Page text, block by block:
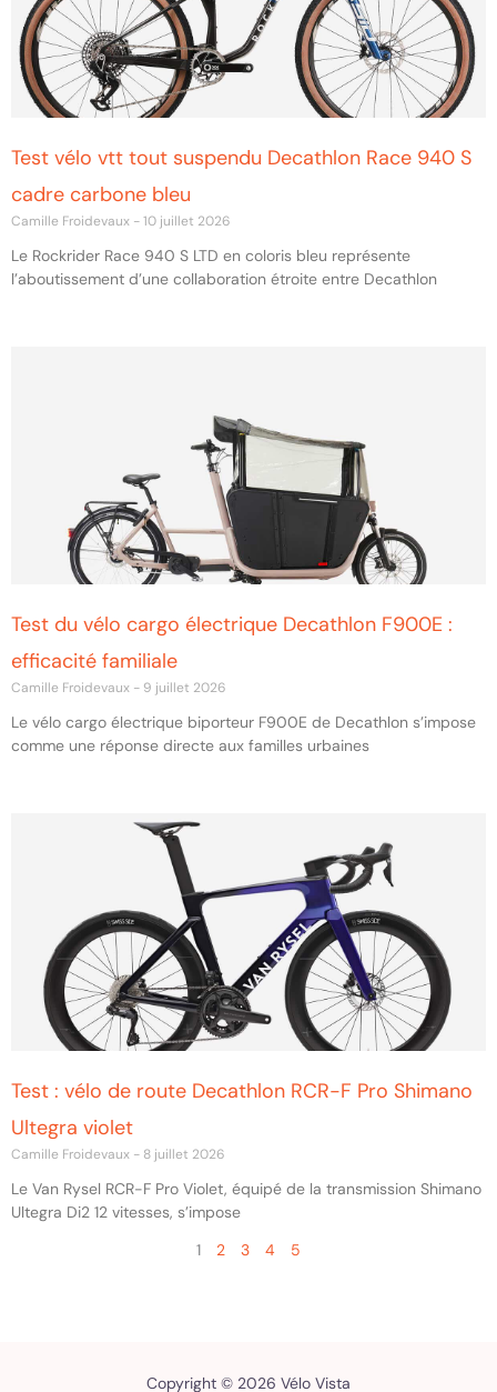
Test vélo vtt tout suspendu Decathlon Race 940 S
cadre carbone bleu
Camille Froidevaux 10 juillet 2026
Le Rockrider Race 940 S LTD en coloris bleu représente
l’aboutissement d’une collaboration étroite entre Decathlon
Test du vélo cargo électrique Decathlon F900E :
efficacité familiale
Camille Froidevaux 9 juillet 2026
Le vélo cargo électrique biporteur F900E de Decathlon s’impose
comme une réponse directe aux familles urbaines
Test : vélo de route Decathlon RCR-F Pro Shimano
Ultegra violet
Camille Froidevaux 8 juillet 2026
Le Van Rysel RCR-F Pro Violet, équipé de la transmission Shimano
Ultegra Di2 12 vitesses, s’impose
1
2 3 4 5
Copyright © 2026 Vélo Vista